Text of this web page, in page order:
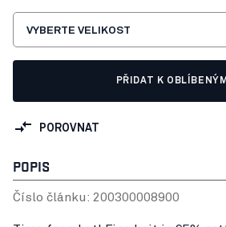
VYBERTE VELIKOST
PŘIDAT K
POROVNAT
POPIS
Číslo článku: 200300008900